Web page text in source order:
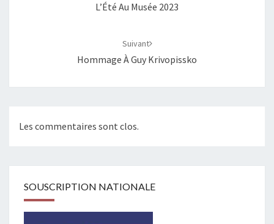
L’Été Au Musée 2023
Suivant
Hommage À Guy Krivopissko
Les commentaires sont clos.
SOUSCRIPTION NATIONALE